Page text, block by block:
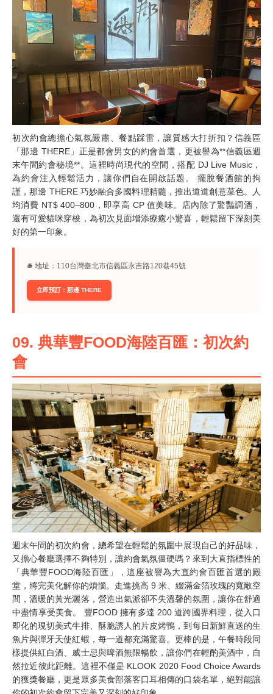
初次約會總擔心氣氛嚴肅、餐點踩雷，讓質感大打折扣？信義區
「那邊 THERE」正是都會男女的約會首選，更被譽為**信義區週
末午間約會秘境**。這裡時尚現代的空間，搭配 DJ Live Music，
為約會注入輕鬆活力，讓你們自在開啟話題。 擺脫餐酒館的拘
謹，那邊 THERE 巧妙融合多國料理精髓，推出道道創意菜色。人
均消費 NT$ 400–800，即享高 CP 值美味。店內除了驚豔調酒，
還有可愛貓咪穿梭，為初次見面增添療癒小驚喜，輕鬆留下深刻美
好的第一印象。
🛎︎ 地址：110台灣臺北市信義區永吉路120巷45號
立即預訂：那邊 THERE
09. 典華豐FOOD海陸百匯：初次約
會
週末午間的初次約會，總希望在輕鬆的氛圍中展現自己的好品味，
又擔心餐廳選擇不夠特別，讓約會氣氛僵硬嗎？來到大直指標性的
「典華豐FOOD海陸百匯」，這座被譽為大直約會百匯首選的殿
堂，將完美化解你的煩惱。走進挑高 9 米、綴滿金箔玫瑰的寬敞空
間，溫暖的黃光灑落，營造出氣派卻不失溫馨的氛圍，讓你在舒適
中盡情享受美食。 豐FOOD 擁有多達 200 道跨國界料理，從入口
即化的現切美式牛排、酥脆誘人的片皮烤鴨，到每日新鮮直送的生
魚片與彈牙天使紅蝦，每一道都充滿驚喜。更棒的是，午餐時段同
樣提供紅白酒、威士忌與啤酒無限暢飲，讓你們在輕酌美酒中，自
然拉近彼此距離。這裡不僅是 KLOOK 2020 Food Choice Awards
的獲獎餐廳，更是眾多美食部落客口耳相傳的口袋名單，絕對能讓